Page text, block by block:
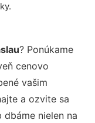
? Ponúkame
cenovo
vašim
a ozvite sa
dbáme nielen na